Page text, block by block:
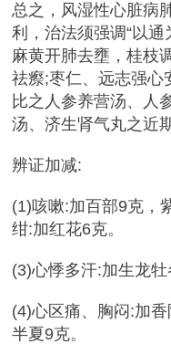
总之，风湿性心脏病
利，治法须强调“以
麻黄开肺去壅，桂枝
祛瘵;枣仁、远志强心
比之人参养营汤、人
汤、济生肾气丸之近
辨证加减:
(1)咳嗽:加百部9克，
绀:加红花6克。
(3)心悸多汗:加生龙牡
(4)心区痛、胸闷:加
半夏9克。